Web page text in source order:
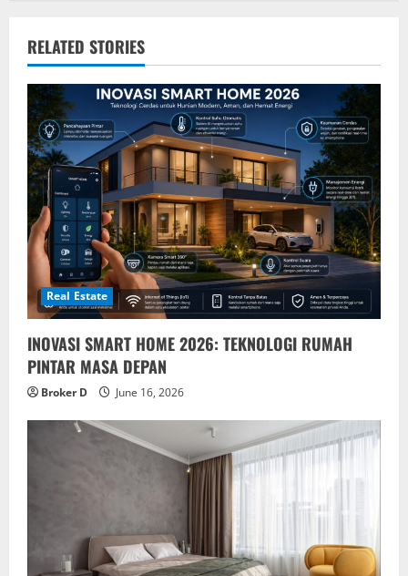
v
i
g
a
t
i
o
n
RELATED STORIES
Real Estate
INOVASI SMART HOME 2026: TEKNOLOGI RUMAH
PINTAR MASA DEPAN
Broker D June 16, 2026